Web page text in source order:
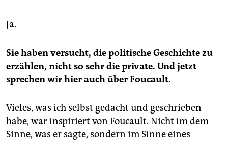
Ja.
Sie haben versucht, die politische Geschichte zu
erzählen, nicht so sehr die private. Und jetzt
sprechen wir hier auch über Foucault.
Vieles, was ich selbst gedacht und geschrieben
habe, war inspiriert von Foucault. Nicht im dem
Sinne, was er sagte, sondern im Sinne eines